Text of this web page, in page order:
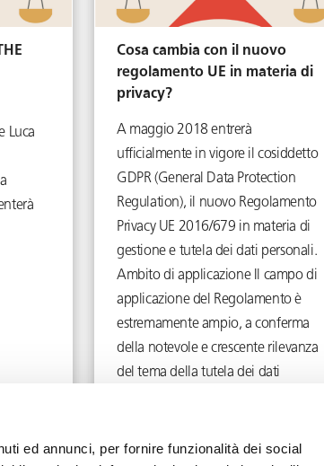
ed annunci, per fornire funzionalità dei social
Luca
Cosa cambia con il nuovo
regolamento UE in materia di
privacy?
A maggio 2018 entrerà
ufficialmente in vigore il cosiddetto
GDPR (General Data Protection
Regulation), il nuovo Regolamento
Privacy UE 2016/679 in materia di
gestione e tutela dei dati personali.
Ambito di applicazione Il campo di
applicazione del Regolamento è
estremamente ampio, a conferma
della notevole e crescente rilevanza
del tema della tutela dei dati